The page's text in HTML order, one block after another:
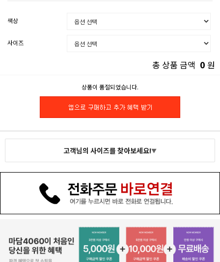
색상
사이즈
총 상품 금액 0 원
상품이 품절되었습니다.
고객님의 사이즈를 찾아보세요!▼